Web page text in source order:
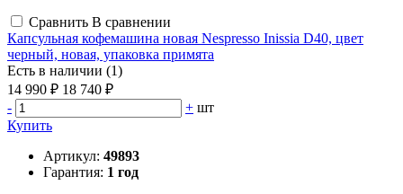
Сравнить В сравнении
Капсульная кофемашина новая Nespresso Inissia D40, цвет
черный, новая, упаковка примята
Есть в наличии (1)
14 990 ₽ 18 740 ₽
-
+ шт
Купить
Артикул: 49893
Гарантия: 1 год